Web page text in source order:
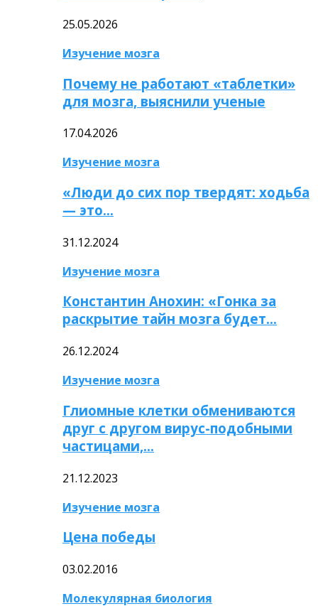
25.05.2026
Изучение мозга
Почему не работают «таблетки»
для мозга, выяснили ученые
17.04.2026
Изучение мозга
«Люди до сих пор твердят: ходьба
— это…
31.12.2024
Изучение мозга
Константин Анохин: «Гонка за
раскрытие тайн мозга будет…
26.12.2024
Изучение мозга
Глиомные клетки обмениваются
друг с другом вирус-подобными
частицами,…
21.12.2023
Изучение мозга
Цена победы
03.02.2016
Молекулярная биология